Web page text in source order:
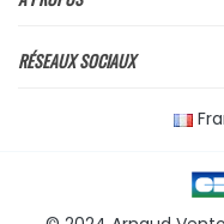
RÉSEAUX SOCIAUX